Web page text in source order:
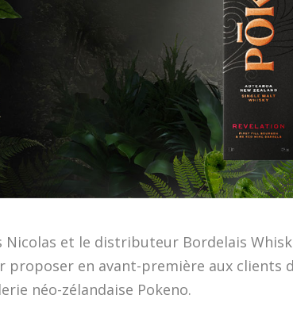
Nicolas et le distributeur Bordelais
proposer en avant-première aux clients
néo-zélandaise Pokeno.